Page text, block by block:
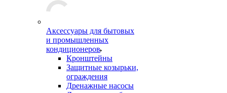
Аксессуары для бытовых
и промышленных
кондиционеров
Кронштейны
Защитные козырьки,
ограждения
Дренажные насосы